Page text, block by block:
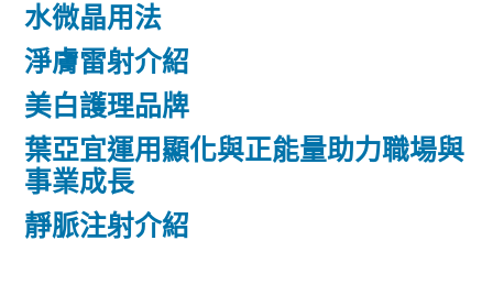
水微晶用法
淨膚雷射介紹
美白護理品牌
葉亞宜運用顯化與正能量助力職場與
事業成長
靜脈注射介紹